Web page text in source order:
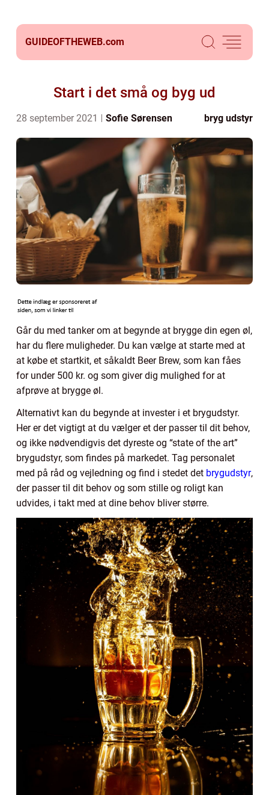
GUIDEOFTHEWEB.com
Start i det små og byg ud
28 september 2021 Sofie Sørensen bryg udstyr
Går du med tanker om at begynde at brygge din egen øl,
har du flere muligheder. Du kan vælge at starte med at
at købe et startkit, et såkaldt Beer Brew, som kan fåes
for under 500 kr. og som giver dig mulighed for at
afprøve at brygge øl.
Alternativt kan du begynde at invester i et brygudstyr.
Her er det vigtigt at du vælger et der passer til dit behov,
og ikke nødvendigvis det dyreste og “state of the art”
brygudstyr, som findes på markedet. Tag personalet
med på råd og vejledning og find i stedet det brygudstyr,
der passer til dit behov og som stille og roligt kan
udvides, i takt med at dine behov bliver større.